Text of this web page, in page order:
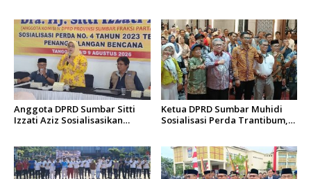
Lembah Melintang Pasbar
Anggota DPRD Sumbar Sitti
Izzati Aziz Sosialisasikan
Ketaping
Ketua DPRD Sumbar Muhidi
Sosialisasi Perda Trantibum,